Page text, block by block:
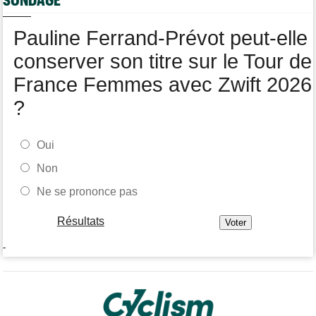
Tour de Burgos
Pauline Ferrand-Prévot peut-elle
conserver son titre sur le Tour de
France Femmes avec Zwift 2026
?
Oui
Non
Ne se prononce pas
Résultats
-